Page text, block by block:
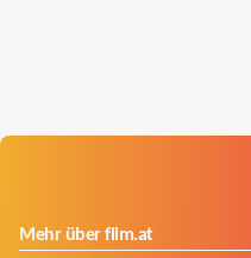
Mehr über film.at